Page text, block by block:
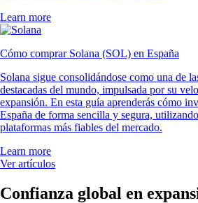
Learn more
Cómo comprar Solana (SOL) en España
Solana sigue consolidándose como una de
destacadas del mundo, impulsada por su
expansión. En esta guía aprenderás cómo
España de forma sencilla y segura,
plataformas más fiables del mercado.
Learn more
Ver artículos
Confianza global en